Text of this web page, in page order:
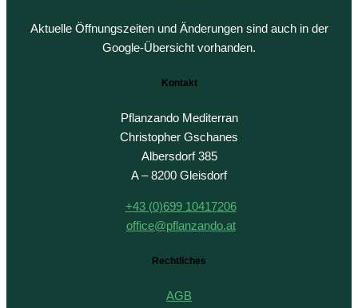
Aktuelle Öffnungszeiten und Änderungen sind auch in der
Google-Übersicht vorhanden.
Kontakt
Pflanzando Mediterran
Christopher Gschanes
Albersdorf 385
A – 8200 Gleisdorf
+43 (0)699 10417206
office@pflanzando.at
Rechtliches
AGB